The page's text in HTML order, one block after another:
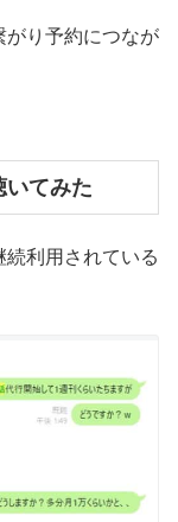
がり予約につなが
いてみた
利用されている